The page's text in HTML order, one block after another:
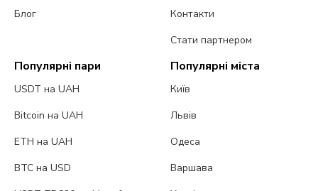
Блог
Контакти
Стати партнером
Популярні пари
USDT на UAH
Bitcoin на UAH
ETH на UAH
BTC на USD
Популярні міста
Київ
Львів
Одеса
Варшава